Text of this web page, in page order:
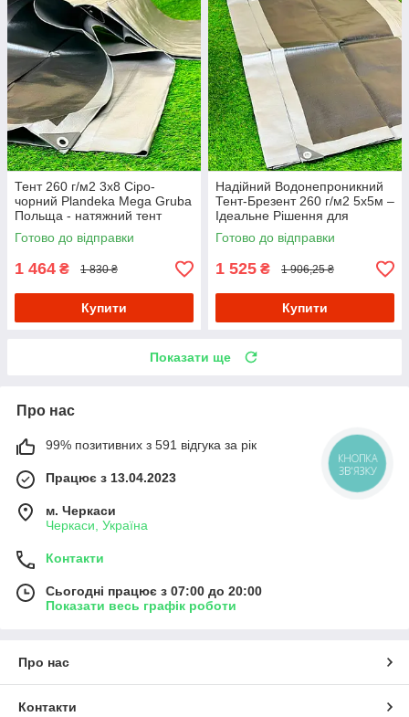
Тент 260 г/м2 3х8 Сіро-
чорний Plandeka Mega Gruba
Польща - натяжний тент
накриття від снігу брезент
покривний сонцезахисні
тенти
Готово до відправки
1 464 ₴ 1 830 ₴
Купити
Надійний Водонепроникний
Тент-Брезент 260 г/м2 5х5м –
Ідеальне Рішення для
Захисту від Дощу
Готово до відправки
1 525 ₴ 1 906,25 ₴
Купити
Показати ще
Про нас
99% позитивних з 591 відгука за рік
Працює з 13.04.2023
м. Черкаси
Черкаси, Україна
Контакти
Сьогодні працює з 07:00 до 20:00
Показати весь графік роботи
Про нас
Контакти
КНОПКА
ЗВ'ЯЗКУ